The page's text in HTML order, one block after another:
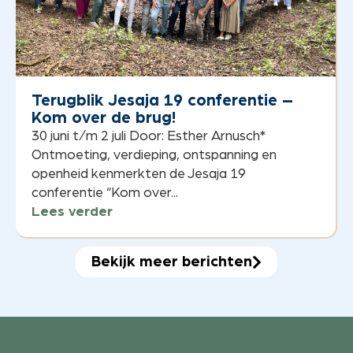
Terugblik Jesaja 19 conferentie –
Kom over de brug!
30 juni t/m 2 juli Door: Esther Arnusch*
Ontmoeting, verdieping, ontspanning en
openheid kenmerkten de Jesaja 19
conferentie “Kom over...
Lees verder
Bekijk meer berichten